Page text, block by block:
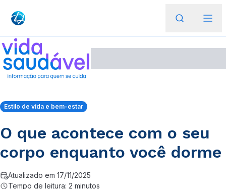
Estilo de vida e bem-estar
O que acontece com o seu
corpo enquanto você dorme
Atualizado em 17/11/2025
Tempo de leitura: 2 minutos